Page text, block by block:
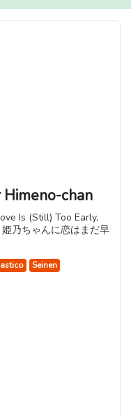
chan
Is (Still) Too Early,
乃ちゃんに恋はまだ早
Seinen